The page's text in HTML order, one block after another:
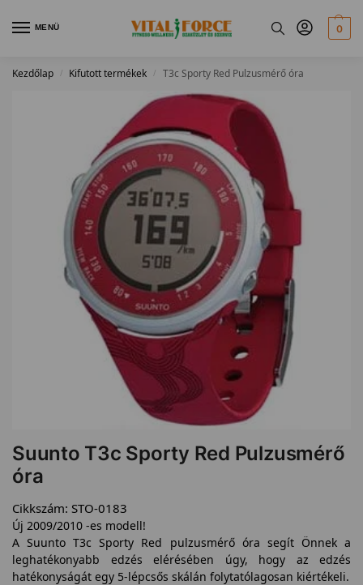
MENÜ 0
Kezdőlap / Kifutott termékek / T3c Sporty Red Pulzusmérő óra
Suunto T3c Sporty Red Pulzusmérő
óra
Cikkszám: STO-0183
Új 2009/2010 -es modell!
A Suunto T3c Sporty Red pulzusmérő óra segít Önnek a
leghatékonyabb edzés elérésében úgy, hogy az edzés
hatékonyságát egy 5-lépcsős skálán folytatólagosan kiértékeli.